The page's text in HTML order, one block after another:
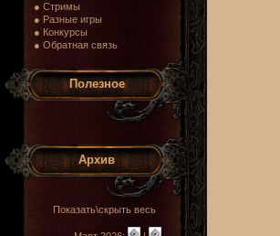
● Стримы
● Разные игры
● Конкурсы
● Обратная связь
Полезное
Архив
Показать\скрыть весь